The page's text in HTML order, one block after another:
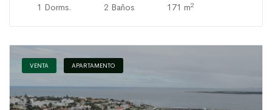
1 Dorms. 2 Baños 171 m2
VENTA APARTAMENTO